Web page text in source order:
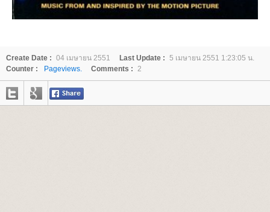
Create Date : 04 เมษายน 2551 Last Update : 5 เมษายน 2551 1:23:05 น.
Counter :
Pageviews. Comments : 2